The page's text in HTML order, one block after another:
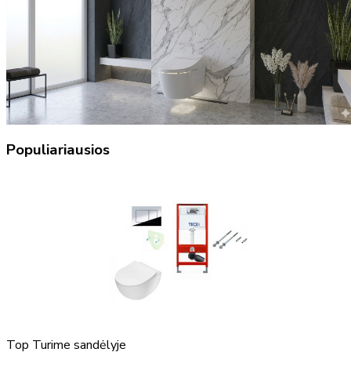
Populiariausios
Top Turime sandėlyje